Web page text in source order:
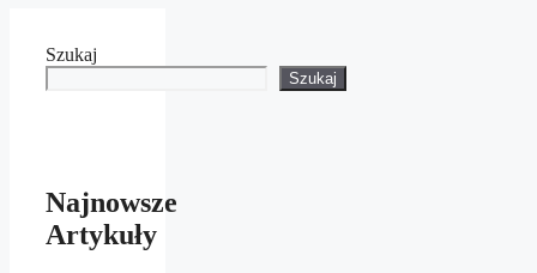
Szukaj
Szukaj
Najnowsze
Artykuły